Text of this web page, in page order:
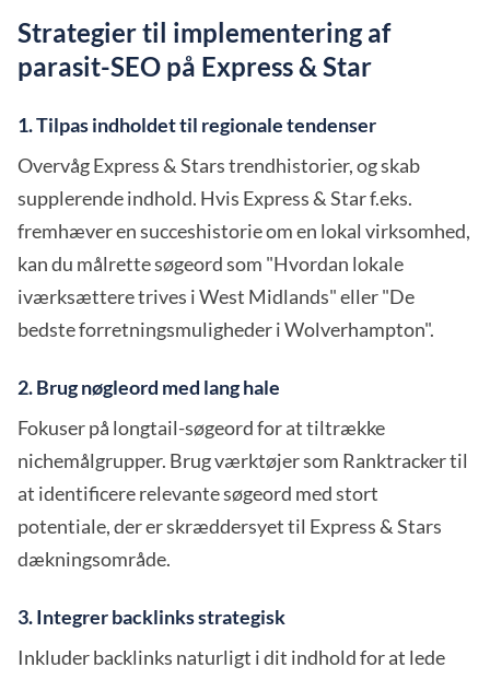
Strategier til implementering af
parasit-SEO på Express & Star
1. Tilpas indholdet til regionale tendenser
Overvåg Express & Stars trendhistorier, og skab
supplerende indhold. Hvis Express & Star f.eks.
fremhæver en succeshistorie om en lokal virksomhed,
kan du målrette søgeord som "Hvordan lokale
iværksættere trives i West Midlands" eller "De
bedste forretningsmuligheder i Wolverhampton".
2. Brug nøgleord med lang hale
Fokuser på longtail-søgeord for at tiltrække
nichemålgrupper. Brug værktøjer som Ranktracker til
at identificere relevante søgeord med stort
potentiale, der er skræddersyet til Express & Stars
dækningsområde.
3. Integrer backlinks strategisk
Inkluder backlinks naturligt i dit indhold for at lede